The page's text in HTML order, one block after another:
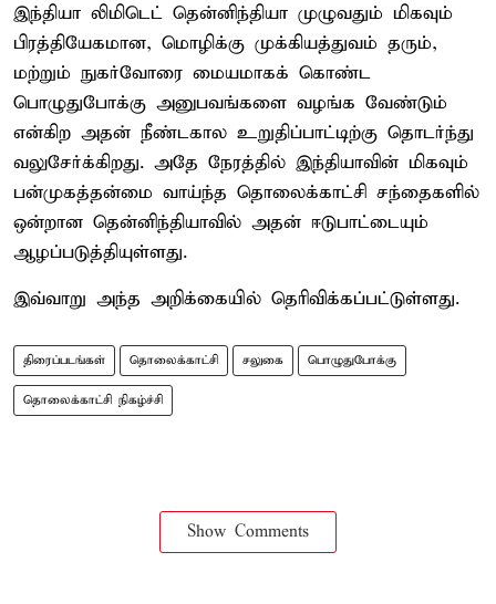
இந்தியா லிமிடெட் தென்னிந்தியா முழுவதும் மிகவும்
பிரத்தியேகமான, மொழிக்கு முக்கியத்துவம் தரும்,
மற்றும் நுகர்வோரை மையமாகக் கொண்ட
பொழுதுபோக்கு அனுபவங்களை வழங்க வேண்டும்
என்கிற அதன் நீண்டகால உறுதிப்பாட்டிற்கு தொடர்ந்து
வலுசேர்க்கிறது. அதே நேரத்தில் இந்தியாவின் மிகவும்
பன்முகத்தன்மை வாய்ந்த தொலைக்காட்சி சந்தைகளில்
ஒன்றான தென்னிந்தியாவில் அதன் ஈடுபாட்டையும்
ஆழப்படுத்தியுள்ளது.
இவ்வாறு அந்த அறிக்கையில் தெரிவிக்கப்பட்டுள்ளது.
திரைப்படங்கள் தொலைக்காட்சி சலுகை பொழுதுபோக்கு
தொலைக்காட்சி நிகழ்ச்சி
Show Comments